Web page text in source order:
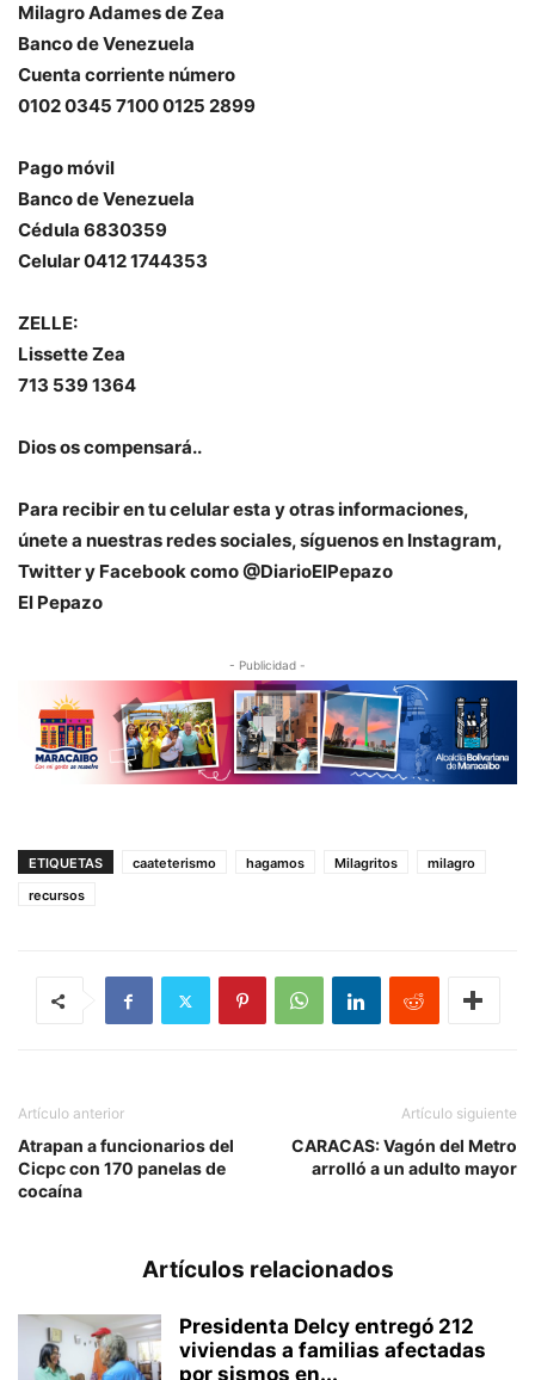
Milagro Adames de Zea
Banco de Venezuela
Cuenta corriente número
0102 0345 7100 0125 2899
Pago móvil
Banco de Venezuela
Cédula 6830359
Celular 0412 1744353
ZELLE:
Lissette Zea
713 539 1364
Dios os compensará..
Para recibir en tu celular esta y otras informaciones,
únete a nuestras redes sociales, síguenos en Instagram,
Twitter y Facebook como @DiarioElPepazo
El Pepazo
- Publicidad -
ETIQUETAS caateterismo hagamos Milagritos
milagro
recursos
Artículo anterior
Atrapan a funcionarios del
Cicpc con 170 panelas de
cocaína
Artículo siguiente
CARACAS: Vagón del Metro
arrolló a un adulto mayor
Artículos relacionados
Presidenta Delcy entregó 212
viviendas a familias afectadas
por sismos en...